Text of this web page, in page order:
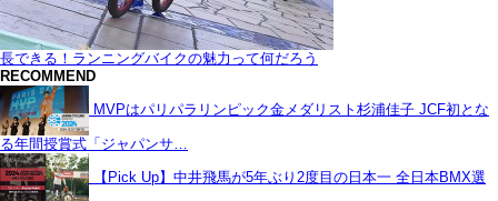
長できる！ランニングバイクの魅力って何だろう
RECOMMEND
MVPはパリパラリンピック金メダリスト杉浦佳子 JCF初とな
る年間授賞式「ジャパンサ…
【Pick Up】中井飛馬が5年ぶり2度目の日本一 全日本BMX選